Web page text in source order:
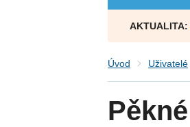
AKTUALITA:
Úvod Uživatelé
Pěkné